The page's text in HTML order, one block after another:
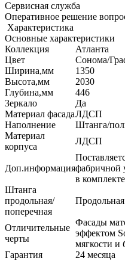
Сервисная служба
Оперативное решение
Характеристика
Основные характеристики
Коллекция
Атланта
Цвет
Сонома/
Ширина,мм
1350
Высота,мм
2030
Глубина,мм
446
Зеркало
Да
Материал фасадаЛДСП
Наполнение
Штанга/
Материал
корпуса
ЛДСП
Доп.информацияфабричной
в
Штанга
продольная/
поперечная
Продольная
Отличительные
черты
Фасады
эффектом
мягкости и
Гарантия
24 месяца